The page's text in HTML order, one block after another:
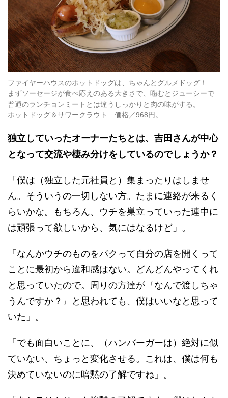
ファイヤーハウスのホットドッグは、ちゃんとグルメドッグ！
まずソーセージが食べ応えのある大きさで、噛むとジューシーで
普通のランチョンミートとは違うしっかりと肉の味がする。
ホットドッグ＆サワークラウト 価格／968円。
独立していったオーナーたちとは、吉田さんが中心
となって交流や棲み分けをしているのでしょうか？
「僕は（独立した元社員と）集まったりはしませ
ん。そういうの一切しない方。たまに連絡が来るく
らいかな。もちろん、ウチを巣立っていった連中に
は頑張って欲しいから、気にはなるけど」。
「なんかウチのものをパクって自分の店を開くって
ことに最初から違和感はない。どんどんやってくれ
と思っていたので。周りの方達が『なんで渡しちゃ
うんですか？』と思われても、僕はいいなと思って
いた」。
「でも面白いことに、（ハンバーガーは）絶対に似
ていない、ちょっと変化させる。これは、僕は何も
決めていないのに暗黙の了解ですね」。